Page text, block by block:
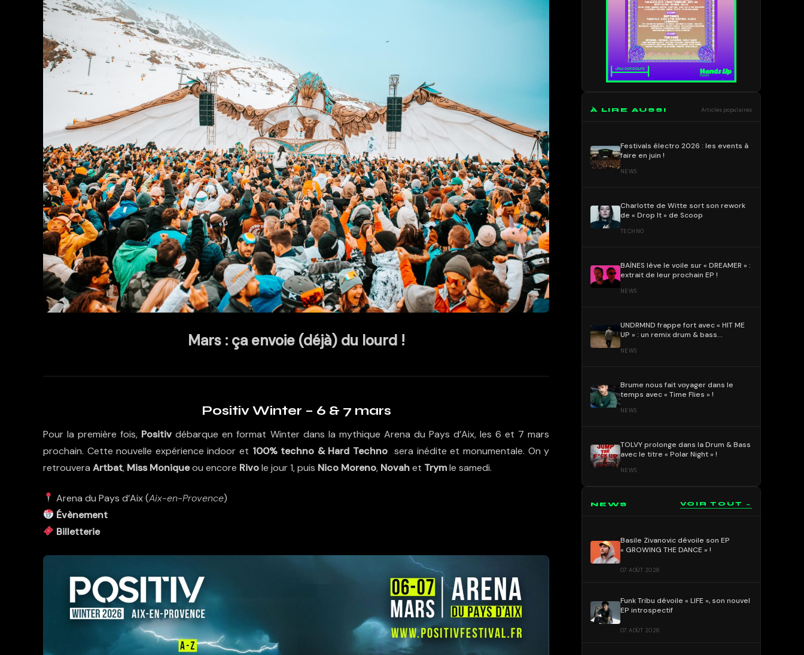
Mars : ça envoie (déjà) du lourd !
Positiv Winter – 6 & 7 mars
Pour la première fois, Positiv débarque en format Winter dans la mythique Arena du Pays d’Aix, les 6 et 7 mars
prochain. Cette nouvelle expérience indoor et 100% techno & Hard Techno sera inédite et monumentale. On y
retrouvera Artbat, Miss Moniqueou encore Rivole jour 1, puis Nico Moreno, Novahet Trymle samedi.
Arena du Pays d’Aix (Aix-en-Provence)
Évènement
Billetterie
À LIRE AUSSI Articles populaires
Festivals électro 2026 : les events à
faire en juin !
NEWS
Charlotte de Witte sort son rework
de « Drop It » de Scoop
TECHNO
BAÏNES lève le voile sur « DREAMER » :
extrait de leur prochain EP !
NEWS
UNDRMND frappe fort avec « HIT ME
UP » : un remix drum & bass
NEWS
Brume nous fait voyager dans le
temps avec « Time Flies » !
NEWS
TOLVY prolonge dans la Drum & Bass
avec le titre « Polar Night » !
NEWS
NEWS VOIR TOUT →
Basile Zivanovic dévoile son EP
« GROWING THE DANCE » !
07 AOÛT 2026
Funk Tribu dévoile « LIFE », son nouvel
EP introspectif
07 AOÛT 2026